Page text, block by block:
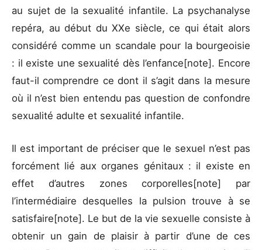
au sujet de la sexualité infantile. La psychanalyse
repéra, au début du XXe siècle, ce qui était alors
considéré comme un scandale pour la bourgeoisie
: il existe une sexualité dès l’enfance[note]. Encore
faut-il comprendre ce dont il s’agit dans la mesure
où il n’est bien entendu pas question de confondre
sexualité adulte et sexualité infantile.
Il est important de préciser que le sexuel n’est pas
forcément lié aux organes génitaux : il existe en
effet d’autres zones corporelles[note] par
l’intermédiaire desquelles la pulsion trouve à se
satisfaire[note]. Le but de la vie sexuelle consiste à
obtenir un gain de plaisir à partir d’une de ces